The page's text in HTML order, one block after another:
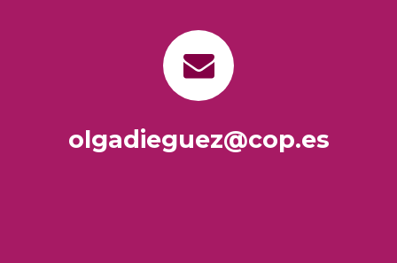
olgadieguez@cop.es